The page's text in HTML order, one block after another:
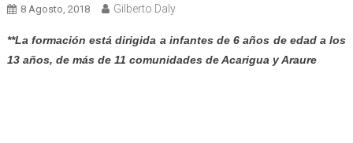
8 Agosto, 2018 Gilberto Daly
**La formación está dirigida a infantes de 6 años de edad a los
13 años, de más de 11 comunidades de Acarigua y Araure